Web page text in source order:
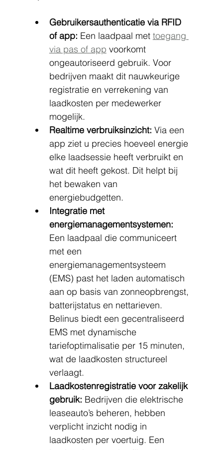
Gebruikersauthenticatie via RFID
of app: Een laadpaal met toegang
via pas of app voorkomt
ongeautoriseerd gebruik. Voor
bedrijven maakt dit nauwkeurige
registratie en verrekening van
laadkosten per medewerker
mogelijk.
Realtime verbruiksinzicht: Via een
app ziet u precies hoeveel energie
elke laadsessie heeft verbruikt en
wat dit heeft gekost. Dit helpt bij
het bewaken van
energiebudgetten.
Integratie met
energiemanagementsystemen:
Een laadpaal die communiceert
met een
energiemanagementsysteem
(EMS) past het laden automatisch
aan op basis van zonneopbrengst,
batterijstatus en nettarieven.
Belinus biedt een gecentraliseerd
EMS met dynamische
tariefoptimalisatie per 15 minuten,
wat de laadkosten structureel
verlaagt.
Laadkostenregistratie voor zakelijk
gebruik: Bedrijven die elektrische
leaseauto’s beheren, hebben
verplicht inzicht nodig in
laadkosten per voertuig. Een